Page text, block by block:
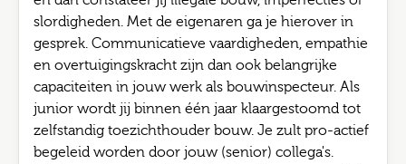
slordigheden. Met de eigenaren ga je hierover in
gesprek. Communicatieve vaardigheden, empathie
en overtuigingskracht zijn dan ook belangrijke
capaciteiten in jouw werk als bouwinspecteur. Als
junior wordt jij binnen één jaar klaargestoomd tot
zelfstandig toezichthouder bouw. Je zult pro-actief
begeleid worden door jouw (senior) collega's.